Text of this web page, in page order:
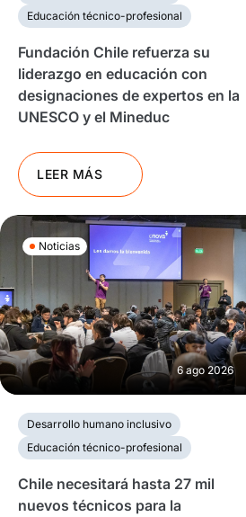
Educación técnico-profesional
Fundación Chile refuerza su
liderazgo en educación con
designaciones de expertos en la
UNESCO y el Mineduc
LEER MÁS
Noticias
6 ago 2026
Desarrollo humano inclusivo
Educación técnico-profesional
Chile necesitará hasta 27 mil
nuevos técnicos para la